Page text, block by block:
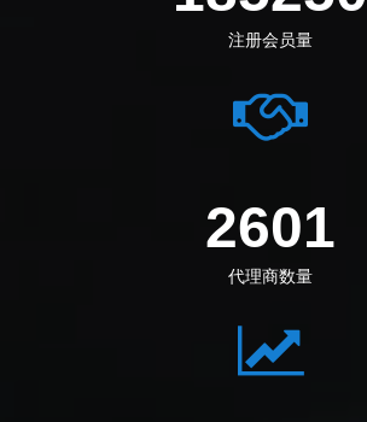
注册会员量
2794
代理商数量